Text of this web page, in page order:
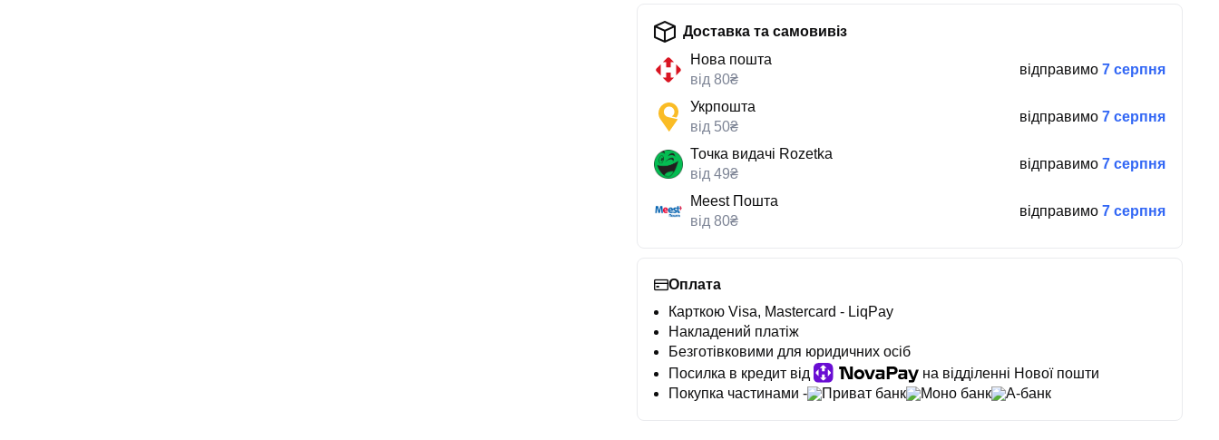
Доставка та самовивіз
Нова пошта
від 80₴
відправимо 7 серпня
Укрпошта
від 50₴
відправимо 7 серпня
Точка видачі Rozetka
від 49₴
відправимо 7 серпня
Meest Пошта
від 80₴
відправимо 7 серпня
Оплата
Карткою Visa, Mastercard - LiqPay
Накладений платіж
Безготівковими для юридичних осіб
Посилка в кредит від
на відділенні Нової пошти
Покупка частинами -
Приват банк Моно банк А-банк